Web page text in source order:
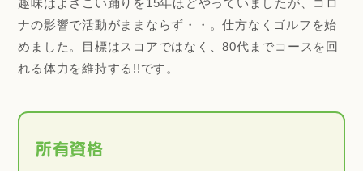
趣味はよさこい踊りを15年ほどやっていましたが、コロ
ナの影響で活動がままならず・・。仕方なくゴルフを始
めました。目標はスコアではなく、80代までコースを回
れる体力を維持する!!です。
所有資格